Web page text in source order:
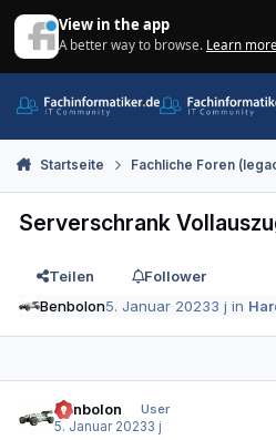
View in the app
A better way to browse. Learn more
Startseite Fachliche Foren
Serverschrank
Teilen
Follower
Benbolon5. Januar 20233 j in
Benbolon
User
5. Januar 20233 j